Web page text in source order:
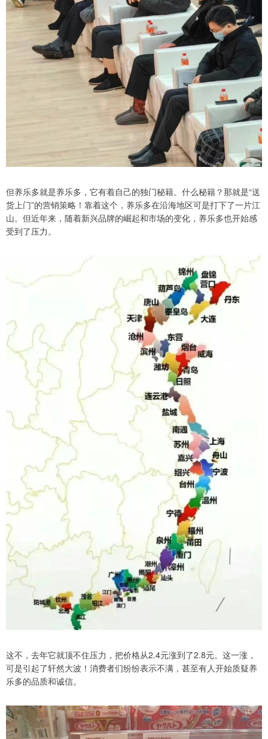
但养乐多就是养乐多，它有着自己的独门秘籍。什么秘籍？那就是“送
货上门”的营销策略！靠着这个，养乐多在沿海地区可是打下了一片江
山。但近年来，随着新兴品牌的崛起和市场的变化，养乐多也开始感
受到了压力。
这不，去年它就顶不住压力，把价格从2.4元涨到了2.8元。这一涨，
可是引起了轩然大波！消费者们纷纷表示不满，甚至有人开始质疑养
乐多的品质和诚信。